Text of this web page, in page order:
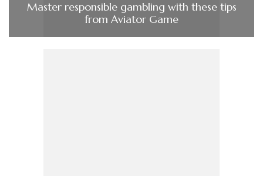
Master responsible gambling with these tips
from Aviator Game